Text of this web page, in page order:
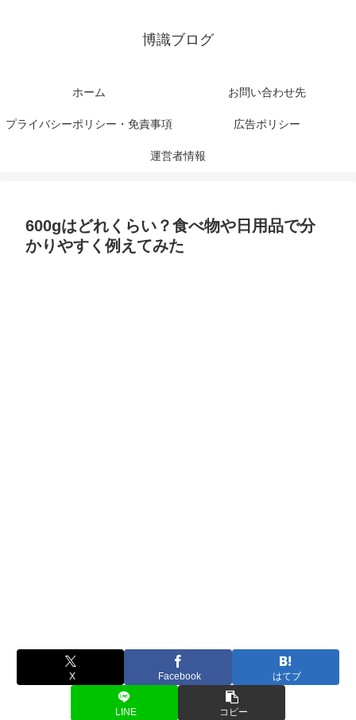
博識ブログ
ホーム お問い合わせ先
プライバシーポリシー・免責事項 広告ポリシー
運営者情報
600gはどれくらい？食べ物や日用品で分
かりやすく例えてみた
X Facebook はてブ
LINE コピー